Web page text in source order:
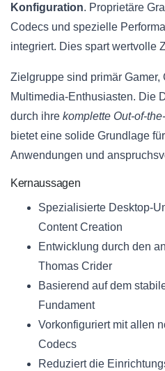
Konfiguration. Proprietäre
Codecs und spezielle
integriert. Dies spart wertvolle
Zielgruppe sind primär Gamer,
Multimedia-Enthusiasten. Die
durch ihre komplette Out-of-
bietet eine solide Grundlage
Anwendungen und
Kernaussagen
Spezialisierte Desktop-
Content Creation
Entwicklung durch den
Thomas Crider
Basierend auf dem
Fundament
Vorkonfiguriert mit allen
Codecs
Reduziert die